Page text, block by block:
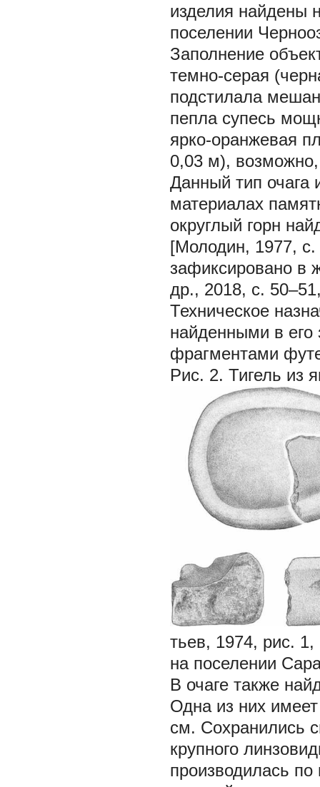
изделия найдены
поселении
Заполнение
темно-серая
подстилала
пепла супесь
ярко-оранжевая
0,03 м), возможно,
Данный тип очага
материалах
округлый горн
[Молодин, 1977, с.
зафиксировано в
др., 2018, с.
Техническое
найденными в
фрагментами
Рис. 2. Тигель из
тьев, 1974, рис. 1,
на поселении
В очаге также
Одна из них
см. Сохранились
крупного
производилась